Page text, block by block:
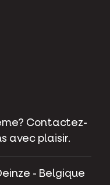
Contactez-
avec plaisir.
- Belgique